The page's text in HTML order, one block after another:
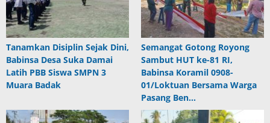
Tanamkan Disiplin Sejak Dini,
Babinsa Desa Suka Damai
Latih PBB Siswa SMPN 3
Muara Badak
Semangat Gotong Royong
Sambut HUT ke-81 RI,
Babinsa Koramil 0908-
01/Loktuan Bersama Warga
Pasang Ben…